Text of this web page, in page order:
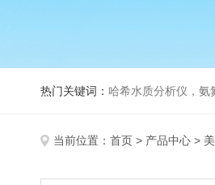
热门关键词： 哈希水质分析仪，
当前位置： 首页 > 产品中心 >